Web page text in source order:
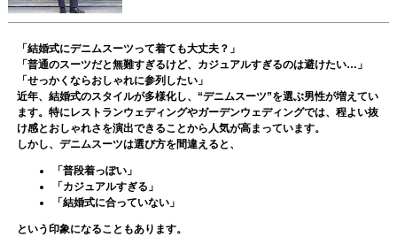
「結婚式にデニムスーツって着ても大丈夫？」
「普通のスーツだと無難すぎるけど、カジュアルすぎるのは避けたい…」
「せっかくならおしゃれに参列したい」
近年、結婚式のスタイルが多様化し、“デニムスーツ”を選ぶ男性が増えてい
ます。特にレストランウェディングやガーデンウェディングでは、程よい抜
け感とおしゃれさを演出できることから人気が高まっています。
しかし、デニムスーツは選び方を間違えると、
「普段着っぽい」
「カジュアルすぎる」
「結婚式に合っていない」
という印象になることもあります。